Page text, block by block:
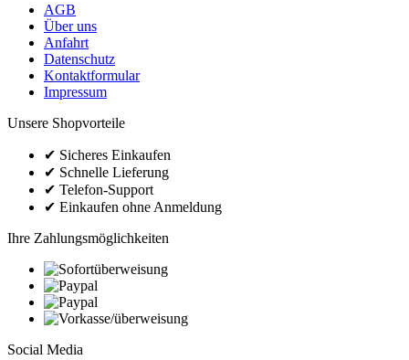
AGB
Über uns
Anfahrt
Datenschutz
Kontaktformular
Impressum
Unsere Shopvorteile
✔ Sicheres Einkaufen
✔ Schnelle Lieferung
✔ Telefon-Support
✔ Einkaufen ohne Anmeldung
Ihre Zahlungsmöglichkeiten
Social Media